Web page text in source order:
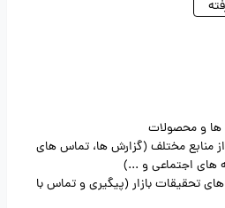
ها و محصولات
از منابع مختلف (گزارش‌ ها، تماس‌ های
های اجتماعی و ...)
تحقیقات بازار (پیگیری و تماس با